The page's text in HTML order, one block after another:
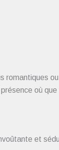
romantiques
où que
et